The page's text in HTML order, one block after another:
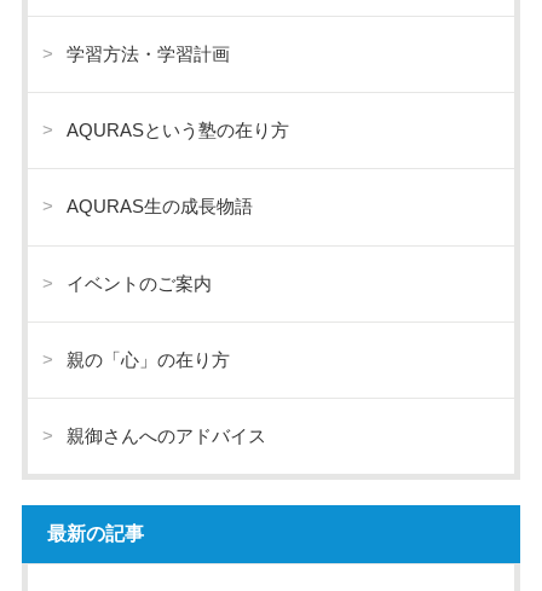
学習方法・学習計画
AQURASという塾の在り方
AQURAS生の成長物語
イベントのご案内
親の「心」の在り方
親御さんへのアドバイス
最新の記事